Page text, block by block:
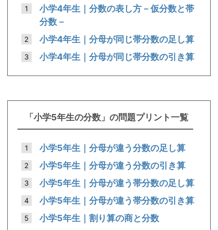
小学4年生｜分数の表し方－仮分数と帯
分数－
小学4年生｜分母が同じ帯分数の足し算
小学4年生｜分母が同じ帯分数の引き算
「小学5年生の分数」の問題プリント一覧
小学5年生｜分母が違う分数の足し算
小学5年生｜分母が違う分数の引き算
小学5年生｜分母が違う帯分数の足し算
小学5年生｜分母が違う帯分数の引き算
小学5年生｜割り算の商と分数